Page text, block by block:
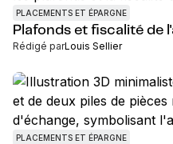
PLACEMENTS ET ÉPARGNE
Plafonds et fiscalité de
Rédigé parLouis Sellier
PLACEMENTS ET ÉPARGNE